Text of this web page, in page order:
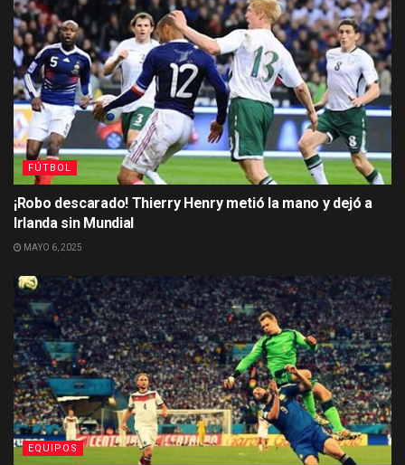
FÚTBOL
¡Robo descarado! Thierry Henry metió la mano y dejó a
Irlanda sin Mundial
MAYO 6, 2025
EQUIPOS